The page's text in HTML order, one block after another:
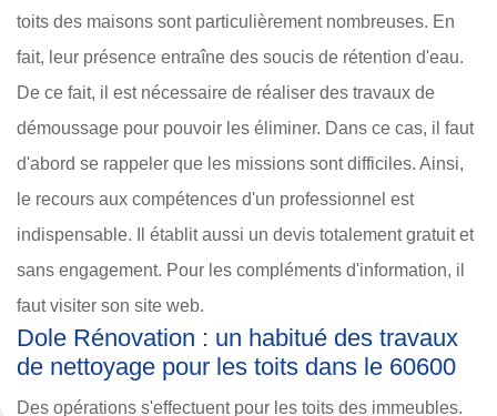
toits des maisons sont particulièrement nombreuses. En
fait, leur présence entraîne des soucis de rétention d'eau.
De ce fait, il est nécessaire de réaliser des travaux de
démoussage pour pouvoir les éliminer. Dans ce cas, il faut
d'abord se rappeler que les missions sont difficiles. Ainsi,
le recours aux compétences d'un professionnel est
indispensable. Il établit aussi un devis totalement gratuit et
sans engagement. Pour les compléments d'information, il
faut visiter son site web.
Dole Rénovation : un habitué des travaux
de nettoyage pour les toits dans le 60600
Des opérations s'effectuent pour les toits des immeubles.